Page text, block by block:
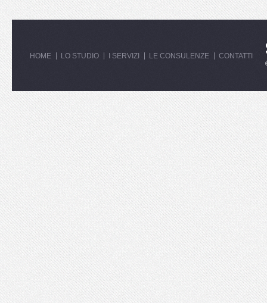
HOME LO STUDIO I SERVIZI LE CONSULENZE CONTATTI